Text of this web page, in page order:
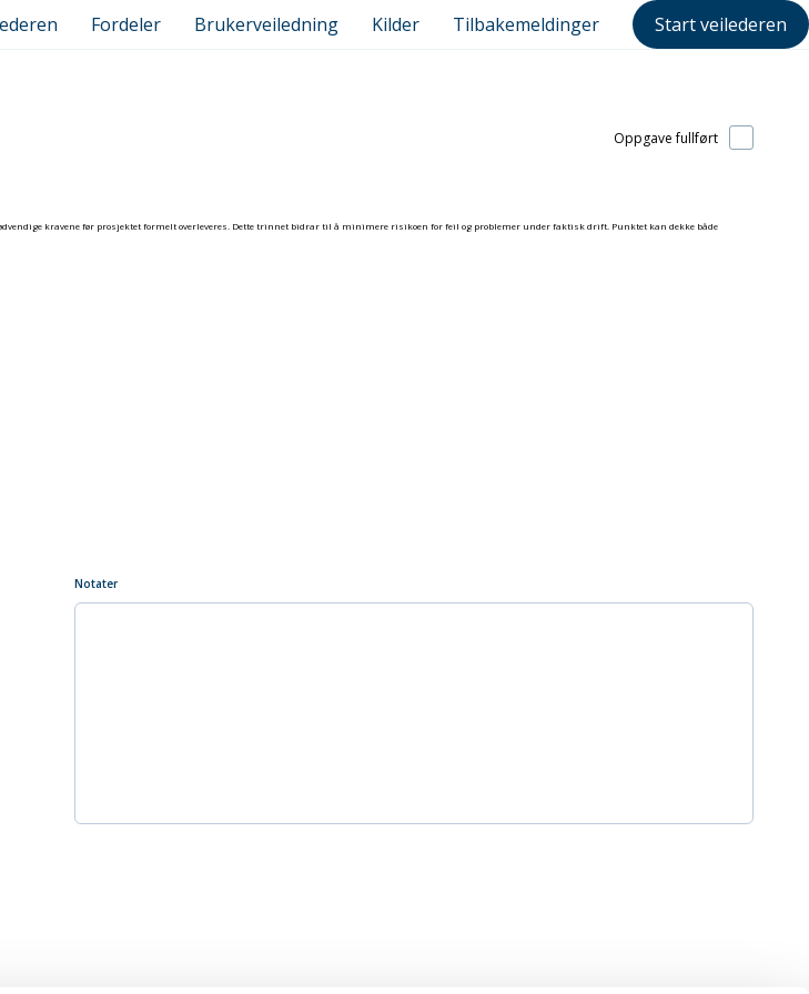
Fordeler Brukerveiledning Kilder Tilbakemeldinger Start veilederen
Oppgave fullført
kravene før prosjektet formelt overleveres. Dette trinnet bidrar til å minimere risikoen for feil og problemer under faktisk drift. Punktet kan dekke både
Notater